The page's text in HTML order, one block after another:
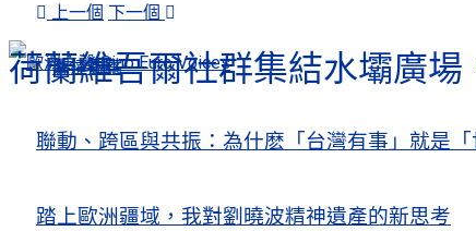
上一個 下一個
人權觀察
聯動、跨區與共振：為什麽「台灣有事」就是
踏上歐洲疆域，我對劉曉波精神遺產的新思考
關注熱點
荷蘭維吾爾社群集結水壩廣